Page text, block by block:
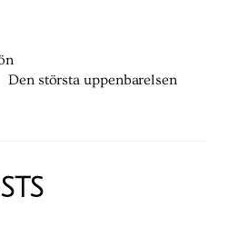
Den största uppenbarelsen